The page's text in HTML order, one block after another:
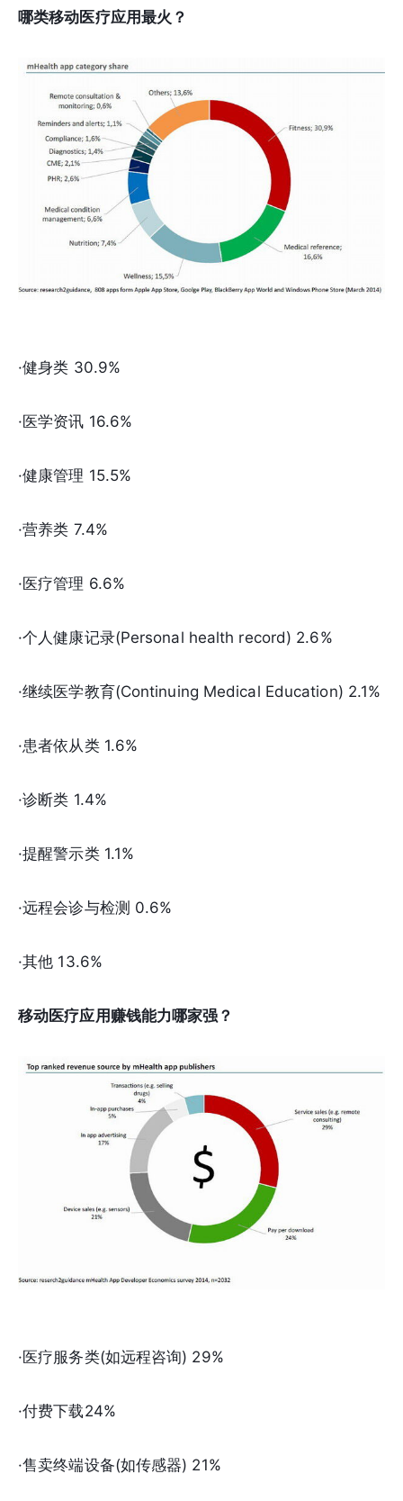
哪类移动医疗应用最火？
·健身类 30.9%
·医学资讯 16.6%
·健康管理 15.5%
·营养类 7.4%
·医疗管理 6.6%
·个人健康记录(Personal health record) 2.6%
·继续医学教育(Continuing Medical Education) 2.1%
·患者依从类 1.6%
·诊断类 1.4%
·提醒警示类 1.1%
·远程会诊与检测 0.6%
·其他 13.6%
移动医疗应用赚钱能力哪家强？
·医疗服务类(如远程咨询) 29%
·付费下载24%
·售卖终端设备(如传感器) 21%